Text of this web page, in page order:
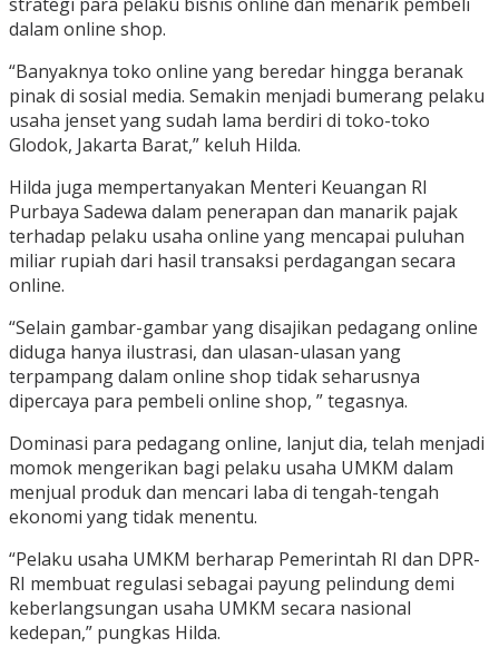
dalam online shop.
“Banyaknya toko online yang beredar hingga beranak
pinak di sosial media. Semakin menjadi bumerang pelaku
usaha jenset yang sudah lama berdiri di toko-toko
Glodok, Jakarta Barat,” keluh Hilda.
Hilda juga mempertanyakan Menteri Keuangan RI
Purbaya Sadewa dalam penerapan dan manarik pajak
terhadap pelaku usaha online yang mencapai puluhan
miliar rupiah dari hasil transaksi perdagangan secara
online.
“Selain gambar-gambar yang disajikan pedagang online
diduga hanya ilustrasi, dan ulasan-ulasan yang
terpampang dalam online shop tidak seharusnya
dipercaya para pembeli online shop, ” tegasnya.
Dominasi para pedagang online, lanjut dia, telah menjadi
momok mengerikan bagi pelaku usaha UMKM dalam
menjual produk dan mencari laba di tengah-tengah
ekonomi yang tidak menentu.
“Pelaku usaha UMKM berharap Pemerintah RI dan DPR-
RI membuat regulasi sebagai payung pelindung demi
keberlangsungan usaha UMKM secara nasional
kedepan,” pungkas Hilda.